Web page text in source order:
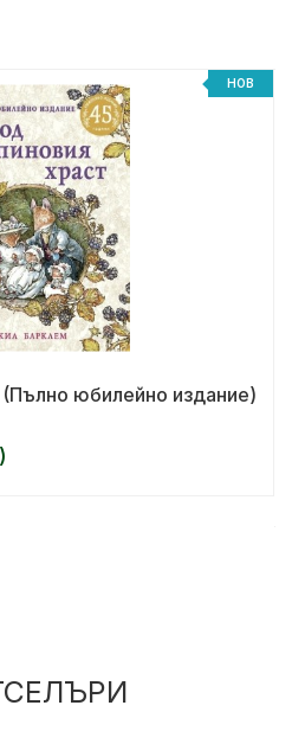
НОВ
юбилейно издание)